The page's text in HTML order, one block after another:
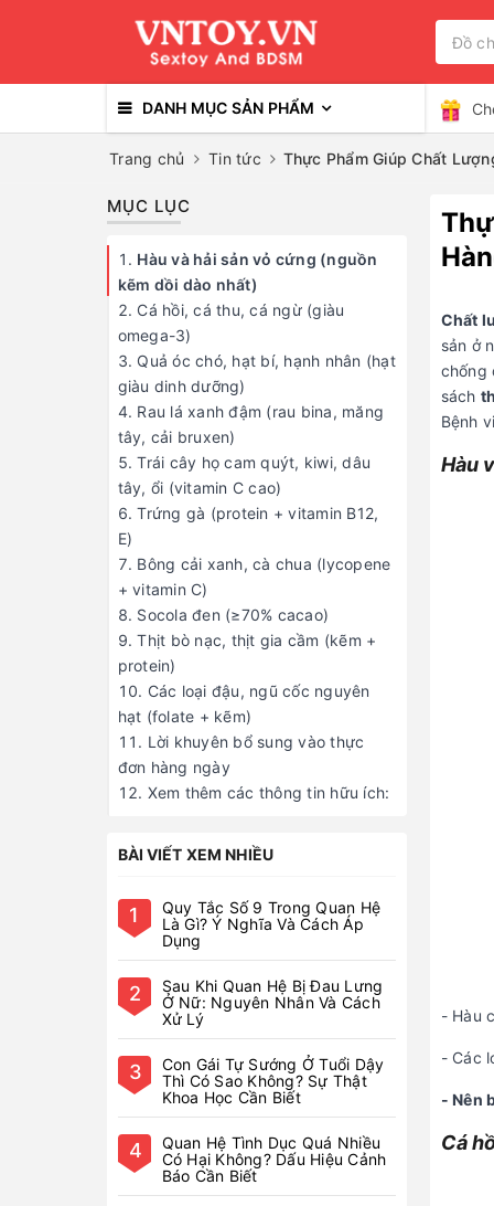
DANH MỤC SẢN PHẨM
Trang chủ Tin tức Thực Phẩm Giúp Chất
Chất
sản ở
chống
sách
Bệnh
Hàu
- Hàu
- Các
- Nên
Cá
MỤC LỤC
Hàu và hải sản vỏ cứng (nguồn
kẽm dồi dào nhất)
Cá hồi, cá thu, cá ngừ (giàu
omega-3)
Quả óc chó, hạt bí, hạnh nhân (hạt
giàu dinh dưỡng)
Rau lá xanh đậm (rau bina, măng
tây, cải bruxen)
Trái cây họ cam quýt, kiwi, dâu
tây, ổi (vitamin C cao)
Trứng gà (protein + vitamin B12,
E)
Bông cải xanh, cà chua (lycopene
+ vitamin C)
Socola đen (≥70% cacao)
Thịt bò nạc, thịt gia cầm (kẽm +
protein)
Các loại đậu, ngũ cốc nguyên
hạt (folate + kẽm)
Lời khuyên bổ sung vào thực
đơn hàng ngày
Xem thêm các thông tin hữu ích:
BÀI VIẾT XEM NHIỀU
1
Quy Tắc Số 9 Trong Quan Hệ
Là Gì? Ý Nghĩa Và Cách Áp
Dụng
2
Sau Khi Quan Hệ Bị Đau Lưng
Ở Nữ: Nguyên Nhân Và Cách
Xử Lý
3
Con Gái Tự Sướng Ở Tuổi Dậy
Thì Có Sao Không? Sự Thật
Khoa Học Cần Biết
4
Quan Hệ Tình Dục Quá Nhiều
Có Hại Không? Dấu Hiệu Cảnh
Báo Cần Biết